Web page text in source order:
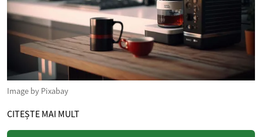
Image by Pixabay
CITEȘTE MAI MULT